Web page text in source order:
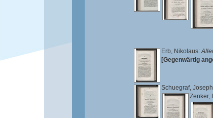
Erb, Nikolaus:
[Gegenwärtig
Schuegraf,
Zenker,